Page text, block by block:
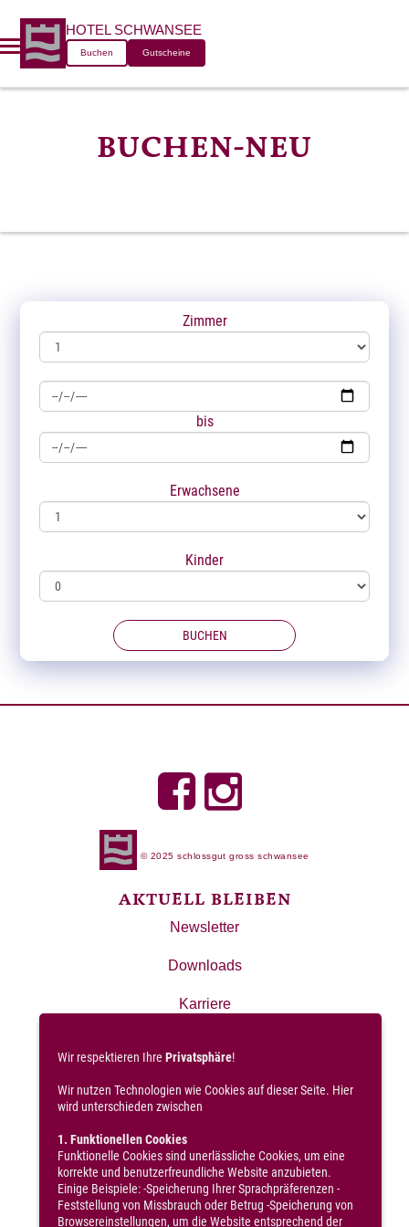
HOTEL SCHWANSEE
Buchen Gutscheine
BUCHEN-NEU
Zimmer
bis
Erwachsene
Kinder
BUCHEN
© 2025 schlossgut gross schwansee
AKTUELL BLEIBEN
Newsletter
Downloads
Karriere
Datenschutz
BEWERTEN SIE UNS
Tripadvisor
Wir respektieren Ihre Privatsphäre!
Wir nutzen Technologien wie Cookies auf dieser Seite. Hier
wird unterschieden zwischen
1. Funktionellen Cookies
Funktionelle Cookies sind unerlässliche Cookies, um eine
korrekte und benutzerfreundliche Website anzubieten.
Einige Beispiele: -Speicherung Ihrer Sprachpräferenzen -
Feststellung von Missbrauch oder Betrug -Speicherung von
Browsereinstellungen, um die Website entsprechend der